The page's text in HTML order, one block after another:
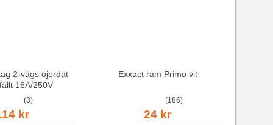
2-vägs ojordat
16A/250V
(3)
kr
Exxact ram Primo vit
(186)
24 kr